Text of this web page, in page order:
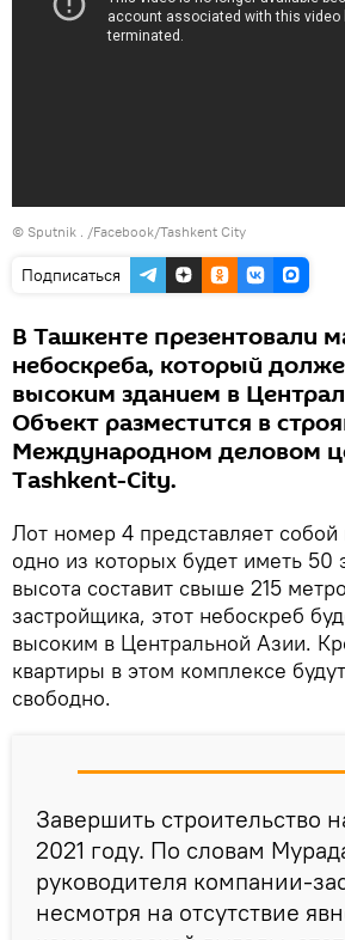
© Sputnik . /Facebook/Tashkent City
Подписаться
В Ташкенте презентовали
небоскреба, который
высоким зданием в
Объект разместится в
Международном деловом
Tashkent-City.
Лот номер 4 представляет
одно из которых будет иметь 50
высота составит свыше 215
застройщика, этот небоскреб
высоким в Центральной Азии.
квартиры в этом комплексе
свободно.
Завершить строительство
2021 году. По словам
руководителя компании-
несмотря на отсутствие